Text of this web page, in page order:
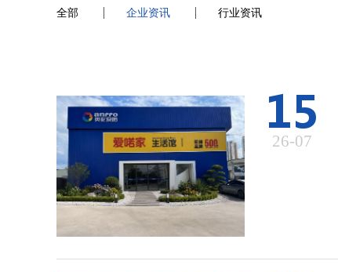
全部 企业资讯 行业资讯
15
26-07